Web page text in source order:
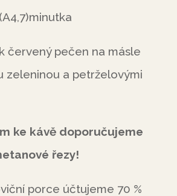
červený pečen na másle
zeleninou a petrželovými
ke kávě doporučujeme
řezy!
účtujeme 70 %